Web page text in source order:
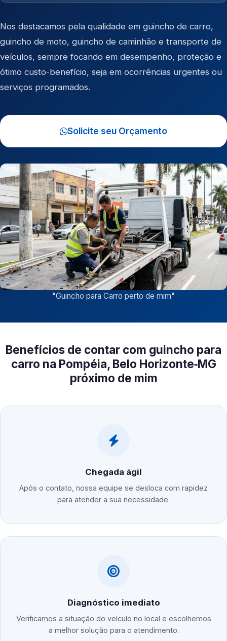
Nos destacamos pela qualidade em guincho de carro,
guincho de moto, guincho de caminhão e transporte de
veículos, sempre focando em desempenho, proteção e
ótimo custo-benefício, seja em ocorrências urgentes ou
serviços programados.
Solicite seu Orçamento
"Guincho para Carro perto de mim"
Benefícios de contar com guincho para
carro na Pompéia, Belo Horizonte‑MG
próximo de mim
Chegada ágil
Após o contato, nossa equipe se desloca com rapidez
para atender a sua necessidade.
Diagnóstico imediato
Verificamos a situação do veículo no local e escolhemos
a melhor solução para o atendimento.